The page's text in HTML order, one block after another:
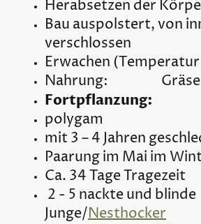
Herabsetzen der
Bau auspolstert, von
verschlossen
Erwachen
Nahrung: Gräser
Fortpflanzung:
polygam
mit 3 – 4 Jahren
Paarung im Mai im
Ca. 34 Tage Tragezeit
2 - 5 nackte und blinde
Junge/Nesthocker